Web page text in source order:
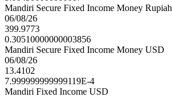
Mandiri Secure Fixed Income Money Rupiah
06/08/26
399.9773
0.30510000000003856
Mandiri Secure Fixed Income Money USD
06/08/26
13.4102
7.999999999999119E-4
Mandiri Fixed Income USD